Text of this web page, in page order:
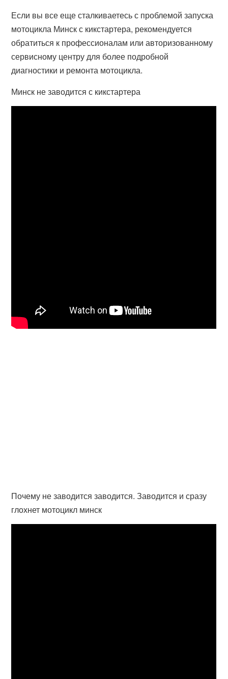
Если вы все еще сталкиваетесь с проблемой запуска
мотоцикла Минск с кикстартера, рекомендуется
обратиться к профессионалам или авторизованному
сервисному центру для более подробной
диагностики и ремонта мотоцикла.
Минск не заводится с кикстартера
Почему не заводится заводится. Заводится и сразу
глохнет мотоцикл минск